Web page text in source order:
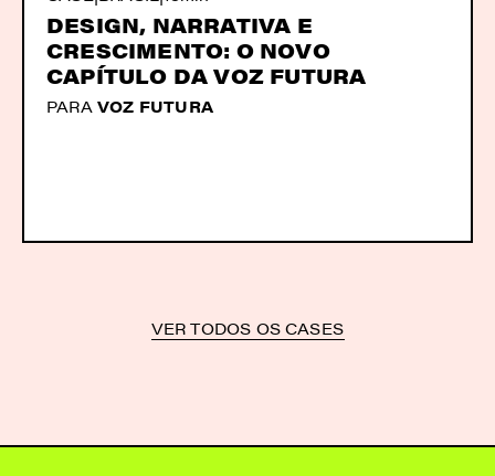
DESIGN, NARRATIVA E
CRESCIMENTO: O NOVO
CAPÍTULO DA VOZ FUTURA
PARA VOZ FUTURA
VER TODOS OS CASES